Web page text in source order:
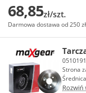
68,85zł/szt.
Darmowa dostawa od 250 zł
Strona
Rozwiń